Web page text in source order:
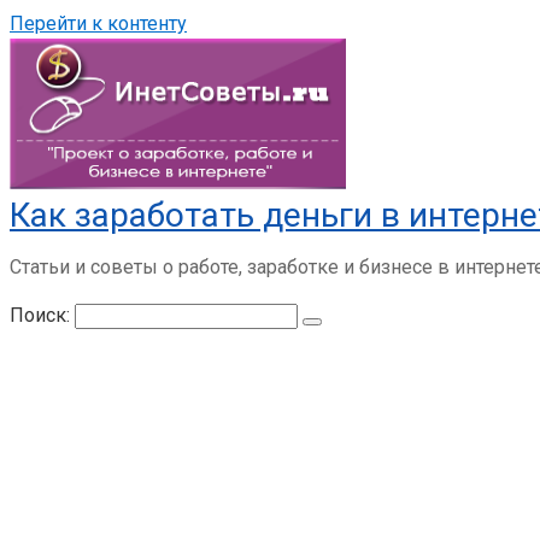
Перейти к контенту
Как заработать деньги в
Статьи и советы о работе, заработке и бизнесе в
Поиск: